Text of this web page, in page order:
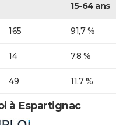
15-64 ans
165 91,7 %
14 7,8 %
49 11,7 %
à Espartignac